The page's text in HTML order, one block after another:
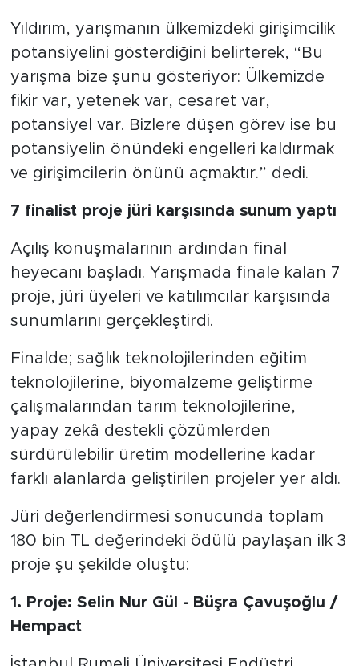
Yıldırım, yarışmanın ülkemizdeki girişimcilik
potansiyelini gösterdiğini belirterek, “Bu
yarışma bize şunu gösteriyor: Ülkemizde
fikir var, yetenek var, cesaret var,
potansiyel var. Bizlere düşen görev ise bu
potansiyelin önündeki engelleri kaldırmak
ve girişimcilerin önünü açmaktır.” dedi.
7 finalist proje jüri karşısında sunum yaptı
Açılış konuşmalarının ardından final
heyecanı başladı. Yarışmada finale kalan 7
proje, jüri üyeleri ve katılımcılar karşısında
sunumlarını gerçekleştirdi.
Finalde; sağlık teknolojilerinden eğitim
teknolojilerine, biyomalzeme geliştirme
çalışmalarından tarım teknolojilerine,
yapay zekâ destekli çözümlerden
sürdürülebilir üretim modellerine kadar
farklı alanlarda geliştirilen projeler yer aldı.
Jüri değerlendirmesi sonucunda toplam
180 bin TL değerindeki ödülü paylaşan ilk 3
proje şu şekilde oluştu:
1. Proje: Selin Nur Gül - Büşra Çavuşoğlu /
Hempact